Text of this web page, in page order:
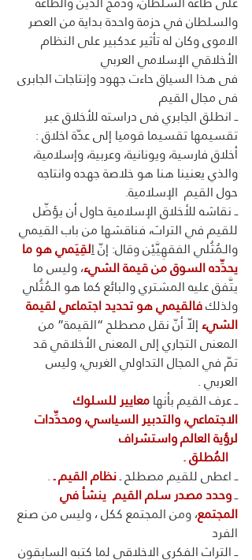
والسلطان في حزمة واحدة بداية من العصر
الاموى وكان له تأثير عدكبير على النظام
الأخلاقي الإسلامي العربي
فى هذا السياق حاءت جهود وإنتاجات الجابرى
فى مجال القيم
ــ انطلق الجابري فى دراسته للأخلاق عبر
تقسيمها تقسيما قوميا إلى عدّة اخلاق :
أخلاق فارسية، ويونانية، وعربية، وإسلامية،
والذي يعنينا هنا هو خلاصة جهده وانتاجه
حول القيم  الإسلامية.
ــ نقاشه للأخلاق الإسلامية حاول أن يؤصِّل
للقيم في التراث، فناقشها من باب القيمي
والـمُثُلي الفقهِيَّيْن وقال: إنّ القِيَمي هو ما
يحدِّده السوق من قيمة الشيء، وليس ما
يتَّفق عليه المشتري والبائع كما هو الـمُثُلي
ولذلك فالقيمي هو تحديد اجتماعي لقيمة
الشيء إلاّ أنّ نقل مصطلح “القيمة” من
المعنى التجاري إلى المعنى الأخلاقي قد
تمّ في المجال التداولي الغربي، وليس
العربي .
ــ عرف القيم بأنها معايير للسلوك
الاجتماعي، والتدبير السياسي، ومحدِّدات
لرؤية العالم واستشراف
ــ اعطى للقيم مصطلح ـ نظام القيم ـ .
ــ وحدد مصدر سلم القيم  ينشأ في
المجتمع، ومن المجتمع ككل ، وليس من صنع
الفرد
ــ التراث الفكرى الاخلاقى لما كتبه السابقون